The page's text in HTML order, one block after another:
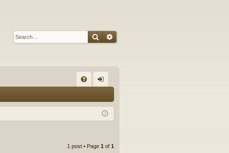
SearchAdvanced search
Q in
1 post • Page 1 of 1